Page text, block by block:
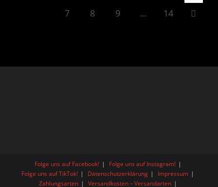
7
8 9 … 14 Zur
Folge uns auf Facebook!
Folge uns auf Instagram!
Folge uns auf TikTok!
Datenschutzerklärung
Impressum
Zahlungsarten
Versandkosten – Versandarten